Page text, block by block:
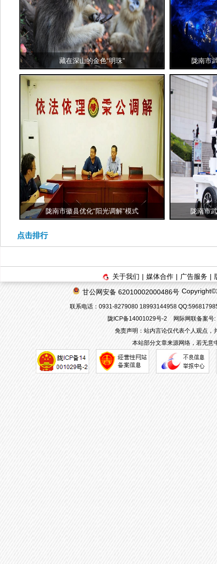
藏在深山的金色“明珠” 陇南市
陇南市徽县优化“阳光调解”模式 陇南市
点击排行
关于我们 | 媒体合作 | 广告服务 |
甘公网安备 62010002000486号
联系电话：0931-8279080 18993144958
陇ICP备14001029号-2
网际网联备案
免责声明：站内言论仅代表个人观点，
本站部分文章来源网络，若无意